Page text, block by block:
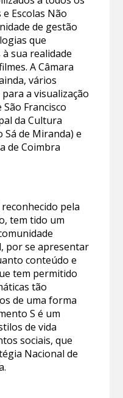
Escolas Não
de gestão
que
sua realidade
A Câmara
vários
a visualização
Francisco
da Cultura
Sá de Miranda) e
de Coimbra
pela
tem tido um
por se apresentar
conteúdo e
tem permitido
tão
de uma forma
S é um
de vida
sociais, que
Nacional de